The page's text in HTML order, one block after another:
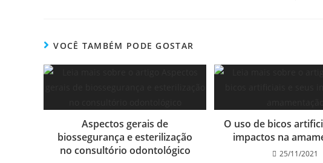
VOCÊ TAMBÉM PODE GOSTAR
Aspectos gerais de
biossegurança e esterilização
no consultório odontológico
O uso de bicos
impactos na
25/11/2021